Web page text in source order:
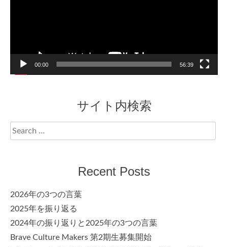
00:00 56:39
サイト内検索
Search
for:
Recent Posts
2026年の3つの言葉
2025年を振り返る
2024年の振り返りと2025年の3つの言葉
Brave Culture Makers 第2期生募集開始